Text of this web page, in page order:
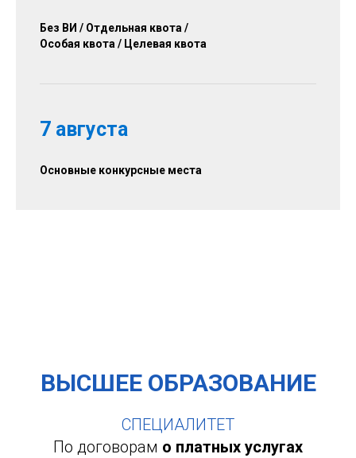
Без ВИ / Отдельная квота /
Особая квота / Целевая квота
7 августа
Основные конкурсные места
ВЫСШЕЕ ОБРАЗОВАНИЕ
СПЕЦИАЛИТЕТ
По договорам о платных услугах